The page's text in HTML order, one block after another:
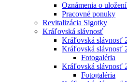
Oznámenia o
Pracovné ponuky
Revitalizácia Sigotky
Kráľovská slávnosť
Kráľovská slávnosť
Kráľovská slávnosť
Fotogaléria
Kráľovská slávnosť
Fotogaléria